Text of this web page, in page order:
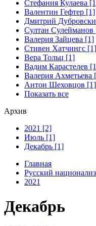
Стефания Кулаева
Валентин Гефтер [1]
Дмитрий
Султан Сулейманов
Валерия Зайцева [1]
Стивен Хатчингс [1]
Верa Тольц [1]
Вадим Карастелев
Валерия Ахметьева
Антон Шеховцов [1]
Показать все
Архив
2021 [2]
Июль [1]
Декабрь [1]
Главная
Русский
2021
Декабрь